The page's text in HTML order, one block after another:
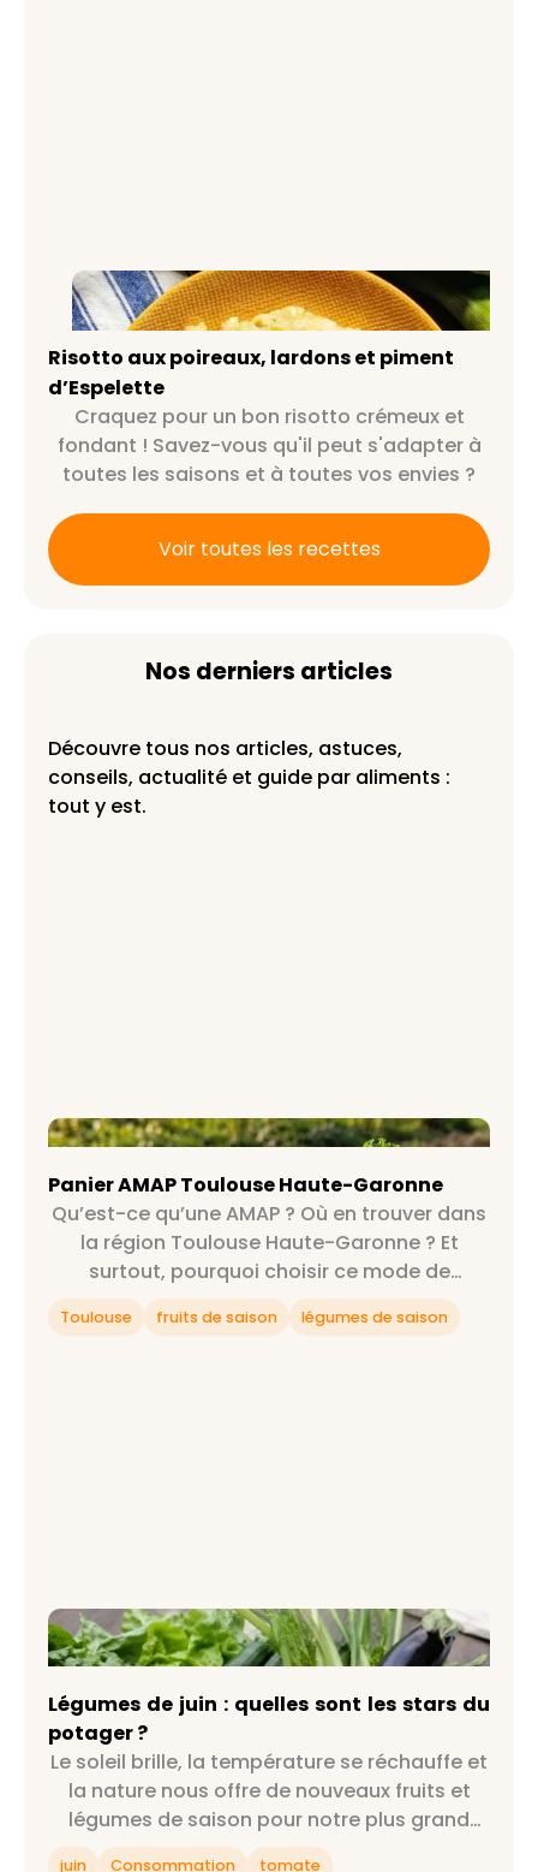
Risotto aux poireaux, lardons et
piment d’Espelette
Risotto aux poireaux, lardons et piment
d’Espelette
Craquez pour un bon risotto crémeux et
fondant ! Savez-vous qu'il peut s'adapter à
toutes les saisons et à toutes vos envies ?
Voir toutes les recettes
Nos derniers articles
Découvre tous nos articles, astuces,
conseils, actualité et guide par aliments :
tout y est.
Panier AMAP Toulouse Haute-Garonne
Panier AMAP Toulouse Haute-Garonne
Qu’est-ce qu’une AMAP ? Où en trouver dans
la région Toulouse Haute-Garonne ? Et
surtout, pourquoi choisir ce mode de
consommation ? On répond à toutes tes
questions et plus encore 😉
Toulouse fruits de saison légumes de saison
Légumes de juin : quelles sont les stars du
potager ?
Légumes de juin : quelles sont les stars du
potager ?
Le soleil brille, la température se réchauffe et
la nature nous offre de nouveaux fruits et
légumes de saison pour notre plus grand
bonheur : on est officiellement au mois de
juin Consommation tomate